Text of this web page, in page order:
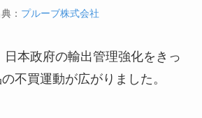
： プルーブ株式会社
本政府の輸出管理強化をきっ
不買運動が広がりました。